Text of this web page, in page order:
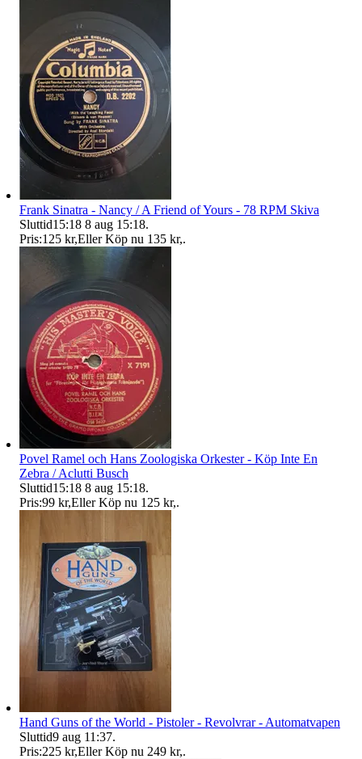
Frank Sinatra - Nancy / A Friend of Yours - 78 RPM Skiva
Sluttid15:18 8 aug 15:18.
Pris:125 kr,Eller Köp nu 135 kr,.
Povel Ramel och Hans Zoologiska Orkester - Köp Inte En
Zebra / Aclutti Busch
Sluttid15:18 8 aug 15:18.
Pris:99 kr,Eller Köp nu 125 kr,.
Hand Guns of the World - Pistoler - Revolvrar - Automatvapen
Sluttid9 aug 11:37.
Pris:225 kr,Eller Köp nu 249 kr,.